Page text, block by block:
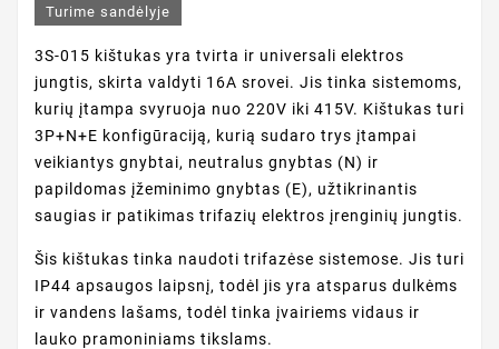
Turime sandėlyje
3S-015 kištukas yra tvirta ir universali elektros
jungtis, skirta valdyti 16A srovei. Jis tinka sistemoms,
kurių įtampa svyruoja nuo 220V iki 415V. Kištukas turi
3P+N+E konfigūraciją, kurią sudaro trys įtampai
veikiantys gnybtai, neutralus gnybtas (N) ir
papildomas įžeminimo gnybtas (E), užtikrinantis
saugias ir patikimas trifazių elektros įrenginių jungtis.
Šis kištukas tinka naudoti trifazėse sistemose. Jis turi
IP44 apsaugos laipsnį, todėl jis yra atsparus dulkėms
ir vandens lašams, todėl tinka įvairiems vidaus ir
lauko pramoniniams tikslams.